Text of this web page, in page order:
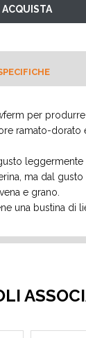
per
ramato-dorato
ma dal gusto
e grano.
una bustina di